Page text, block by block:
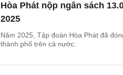
Hòa Phát nộp ngân sách
2025
Năm 2025, Tập đoàn Hòa Phát đã
thành phố trên cả nước.